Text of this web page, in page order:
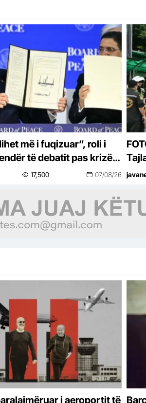
më i fuqizuar”, roli i
të debatit pas krizës
17,500 07/08/26
i aeroportit të